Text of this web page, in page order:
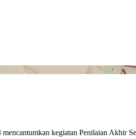
kegiatan Penilaian Akhir